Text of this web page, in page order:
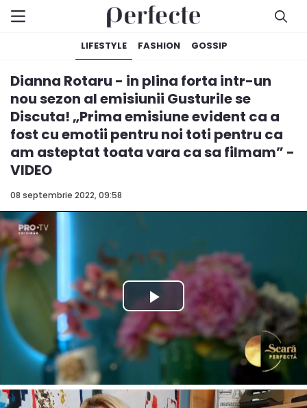
LIFESTYLE FASHION GOSSIP
08 septembrie 2022, 09:58
Dianna Rotaru - in plina forta intr-un
nou sezon al emisiunii Gusturile se
Discuta! „Prima emisiune evident ca a
fost cu emotii pentru noi toti pentru ca
am asteptat toata vara ca sa filmam” -
VIDEO